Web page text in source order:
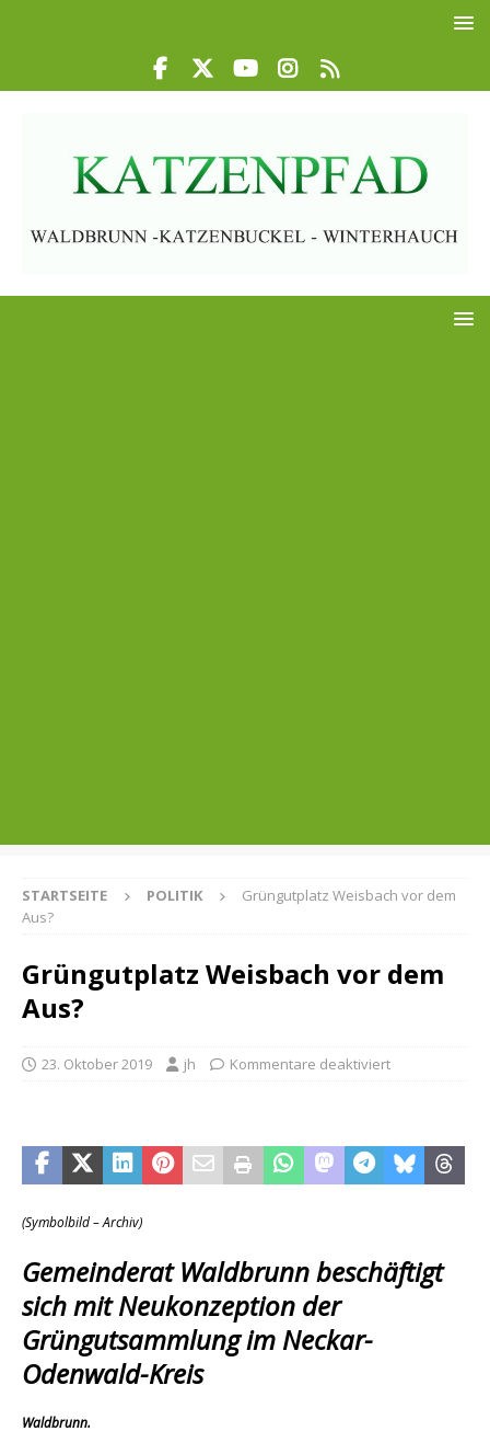
STARTSEITE POLITIK
Grüngutplatz Weisbach vor dem
Aus?
Grüngutplatz Weisbach vor dem
Aus?
23. Oktober 2019 jh Kommentare deaktiviert
(Symbolbild – Archiv)
Gemeinderat Waldbrunn beschäftigt
sich mit Neukonzeption der
Grüngutsammlung im Neckar-
Odenwald-Kreis
Waldbrunn.